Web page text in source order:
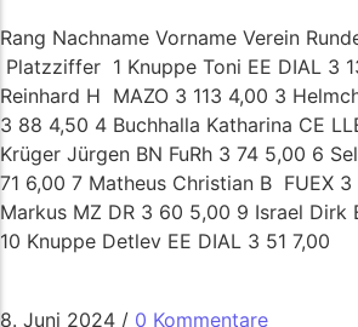
Rang Nachname Vorname Verein
Platzziffer 1 Knuppe Toni EE DIAL 3
Reinhard H MAZO 3 113 4,00 3
3 88 4,50 4 Buchhalla Katharina CE
Krüger Jürgen BN FuRh 3 74 5,00 6
71 6,00 7 Matheus Christian B FUEX
Markus MZ DR 3 60 5,00 9 Israel Dirk
10 Knuppe Detlev EE DIAL 3 51 7,00
8. Juni 2024 / 0 Kommentare